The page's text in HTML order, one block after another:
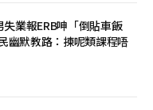
業報ERB呻「倒貼車飯
幽默教路：揀呢類課程唔